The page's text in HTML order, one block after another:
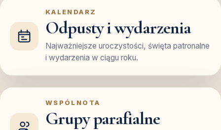
KALENDARZ
Odpusty i wydarzenia
Najważniejsze uroczystości, święta patronalne
i wydarzenia w ciągu roku.
WSPÓLNOTA
Grupy parafialne